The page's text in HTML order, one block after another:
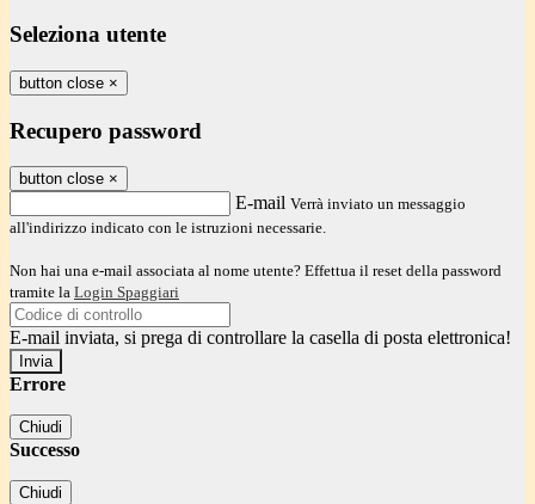
Seleziona utente
button close ×
Recupero password
button close ×
E-mail Verrà inviato un messaggio
all'indirizzo indicato con le istruzioni necessarie.
Non hai una e-mail associata al nome utente? Effettua il reset della password
tramite la Login Spaggiari
E-mail inviata, si prega di controllare la casella di posta elettronica!
Errore
Chiudi
Successo
Chiudi